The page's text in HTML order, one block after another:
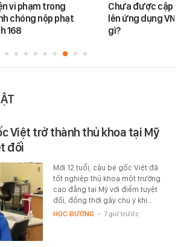
vi phạm trong
chóng nộp phạt
168
Chưa được cập
lên ứng dụng
gì?
Việt trở thành thủ khoa tại Mỹ
đối
Mới 12 tuổi, cậu bé gốc Việt đã
tốt nghiệp thủ khoa một trường
cao đẳng tại Mỹ với điểm tuyệt
đối, đồng thời gây chú ý khi…
HỌC ĐƯỜNG - 7 giờ trước